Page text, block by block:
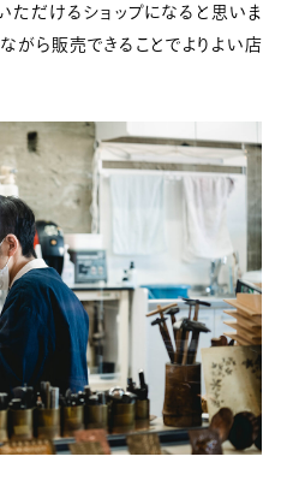
ただけるショップになると思いま
がら販売できることでよりよい店